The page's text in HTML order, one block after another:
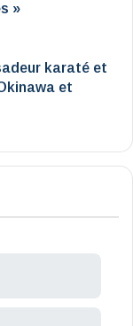
»
karaté et
et